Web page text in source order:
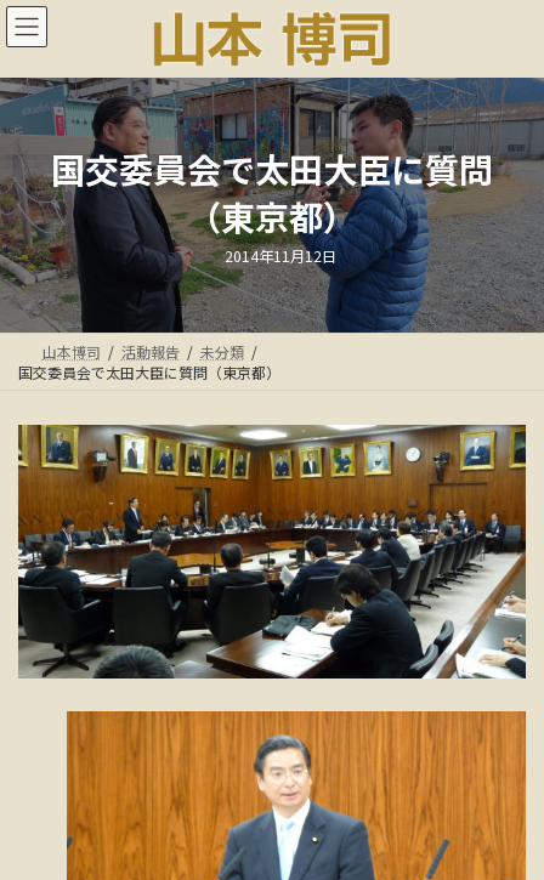
コ
ン
ン
ツ
へ
ス
キ
ッ
プ
ナ
ビ
ー
シ
ョ
ン
に
移
動
国交委員会で太田大臣に質問
（東京都）
最
終
更
新
日
時
:
2014年11月12日
山本博司 活動報告
未分類
国交委員会で太田大臣に質問（東京都）